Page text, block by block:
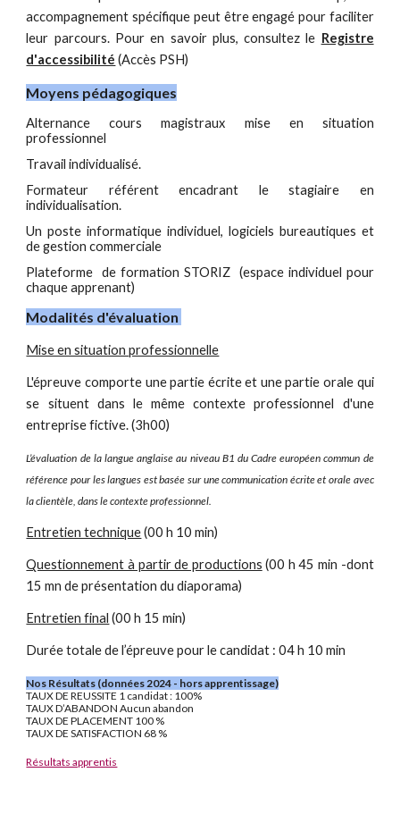
accompagnement spécifique peut être engagé pour faciliter
leur parcours. Pour en savoir plus, consultez le Registre
d'accessibilité (Accès PSH)
Moyens pédagogiques
Alternance cours magistraux mise en situation
professionnel
Travail individualisé.
Formateur référent encadrant le stagiaire en
individualisation.
Un poste informatique individuel, logiciels bureautiques et
de gestion commerciale
Plateforme de formation STORIZ (espace individuel pour
chaque apprenant)
Modalités d'évaluation
Mise en situation professionnelle
L'épreuve comporte une partie écrite et une partie orale qui
se situent dans le même contexte professionnel d'une
entreprise fictive. (3h00)
L’évaluation de la langue anglaise au niveau B1 du Cadre européen commun de
référence pour les langues est basée sur une communication écrite et orale avec
la clientèle, dans le contexte professionnel.
Entretien technique(00 h 10 min)
Questionnement à partir de productions (00 h 45 min -dont
15 mn de présentation du diaporama)
Entretien final (00 h 15 min)
Durée totale de l’épreuve pour le candidat : 04 h 10 min
Nos Résultats (données 2024 - hors apprentissage)
TAUX DE REUSSITE 1 candidat : 100%
TAUX D’ABANDON Aucun abandon
TAUX DE PLACEMENT 100 %
TAUX DE SATISFACTION 68 %
Résultats apprentis